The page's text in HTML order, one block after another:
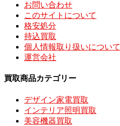
お問い合わせ
このサイトについて
格安処分
持込買取
個人情報取り扱いについて
運営会社
買取商品カテゴリー
デザイン家電買取
インテリア照明買取
美容機器買取